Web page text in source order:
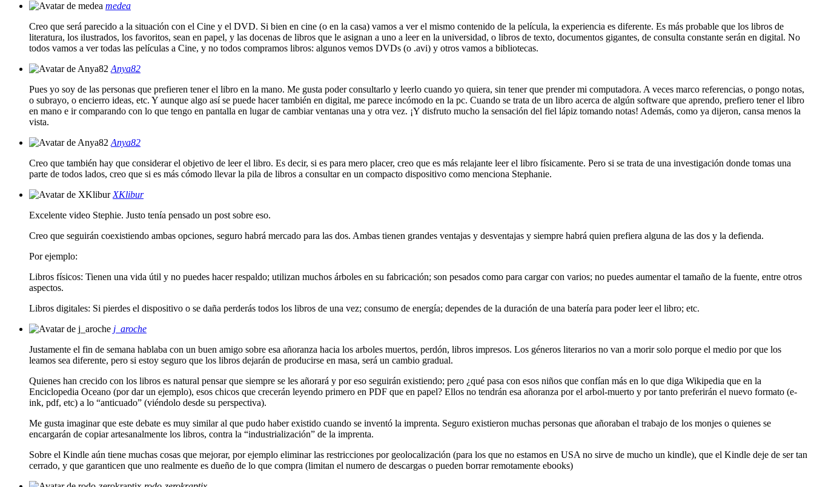
medea
Creo que será parecido a la situación con el Cine y el DVD. Si bien en cine (o en la casa) vamos a ver el mismo contenido de la película, la experiencia es diferente. Es más probable que los libros de
literatura, los ilustrados, los favoritos, sean en papel, y las docenas de libros que le asignan a uno a leer en la universidad, o libros de texto, documentos gigantes, de consulta constante serán en digital. No
todos vamos a ver todas las películas a Cine, y no todos compramos libros: algunos vemos DVDs (o .avi) y otros vamos a bibliotecas.
Anya82
Pues yo soy de las personas que prefieren tener el libro en la mano. Me gusta poder consultarlo y leerlo cuando yo quiera, sin tener que prender mi computadora. A veces marco referencias, o pongo notas,
o subrayo, o encierro ideas, etc. Y aunque algo así se puede hacer también en digital, me parece incómodo en la pc. Cuando se trata de un libro acerca de algún software que aprendo, prefiero tener el libro
en mano e ir comparando con lo que tengo en pantalla en lugar de cambiar ventanas una y otra vez. ¡Y disfruto mucho la sensación del fiel lápiz tomando notas! Además, como ya dijeron, cansa menos la
vista.
Anya82
Creo que también hay que considerar el objetivo de leer el libro. Es decir, si es para mero placer, creo que es más relajante leer el libro físicamente. Pero si se trata de una investigación donde tomas una
parte de todos lados, creo que si es más cómodo llevar la pila de libros a consultar en un compacto dispositivo como menciona Stephanie.
XKlibur
Excelente video Stephie. Justo tenía pensado un post sobre eso.
Creo que seguirán coexistiendo ambas opciones, seguro habrá mercado para las dos. Ambas tienen grandes ventajas y desventajas y siempre habrá quien prefiera alguna de las dos y la defienda.
Por ejemplo:
Libros físicos: Tienen una vida útil y no puedes hacer respaldo; utilizan muchos árboles en su fabricación; son pesados como para cargar con varios; no puedes aumentar el tamaño de la fuente, entre otros
aspectos.
Libros digitales: Si pierdes el dispositivo o se daña perderás todos los libros de una vez; consumo de energía; dependes de la duración de una batería para poder leer el libro; etc.
j_aroche
Justamente el fin de semana hablaba con un buen amigo sobre esa añoranza hacia los arboles muertos, perdón, libros impresos. Los géneros literarios no van a morir solo porque el medio por que los
leamos sea diferente, pero si estoy seguro que los libros dejarán de producirse en masa, será un cambio gradual.
Quienes han crecido con los libros es natural pensar que siempre se les añorará y por eso seguirán existiendo; pero ¿qué pasa con esos niños que confían más en lo que diga Wikipedia que en la
Enciclopedia Oceano (por dar un ejemplo), esos chicos que crecerán leyendo primero en PDF que en papel? Ellos no tendrán esa añoranza por el arbol-muerto y por tanto preferirán el nuevo formato (e-
ink, pdf, etc) a lo “anticuado” (viéndolo desde su perspectiva).
Me gusta imaginar que este debate es muy similar al que pudo haber existido cuando se inventó la imprenta. Seguro existieron muchas personas que añoraban el trabajo de los monjes o quienes se
encargarán de copiar artesanalmente los libros, contra la “industrialización” de la imprenta.
Sobre el Kindle aún tiene muchas cosas que mejorar, por ejemplo eliminar las restricciones por geolocalización (para los que no estamos en USA no sirve de mucho un kindle), que el Kindle deje de ser tan
cerrado, y que garanticen que uno realmente es dueño de lo que compra (limitan el numero de descargas o pueden borrar remotamente ebooks)